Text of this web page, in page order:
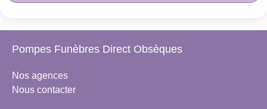
Pompes Funèbres Direct Obsèques
Nos agences
Nous contacter